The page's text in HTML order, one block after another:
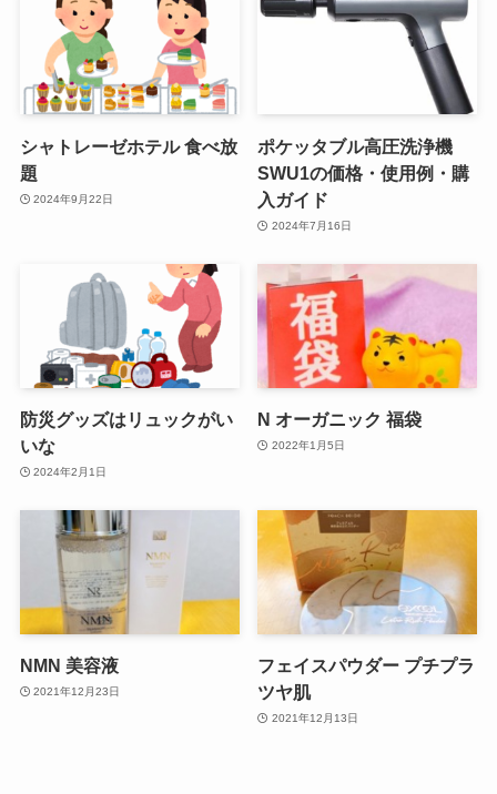
シャトレーゼホテル 食べ放
題
2024年9月22日
ポケッタブル高圧洗浄機
SWU1の価格・使用例・購
入ガイド
2024年7月16日
防災グッズはリュックがい
いな
2024年2月1日
N オーガニック 福袋
2022年1月5日
NMN 美容液
2021年12月23日
フェイスパウダー プチプラ
ツヤ肌
2021年12月13日